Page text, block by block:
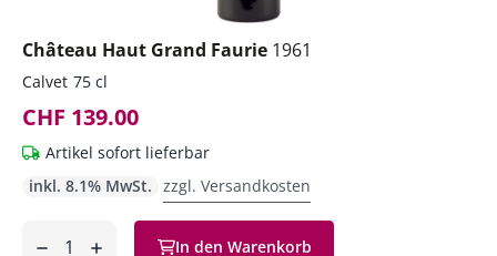
Château Haut Grand Faurie 1961
Calvet 75 cl
CHF 139.00
Artikel sofort lieferbar
inkl. 8.1% MwSt. zzgl. Versandkosten
In den Warenkorb